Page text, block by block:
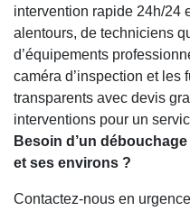
intervention rapide 24h/24
alentours, de techniciens
d’équipements
caméra d’inspection et les
transparents avec devis
interventions pour un
Besoin d’un
et ses environs ?
Contactez-nous en